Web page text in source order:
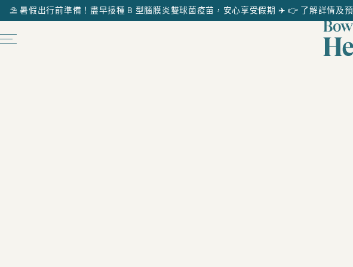
⛱️ 暑假出行前準備！盡早接種 B 型腦膜炎雙球菌疫苗，安心享受假期 ✈️ 👉 了解詳情及